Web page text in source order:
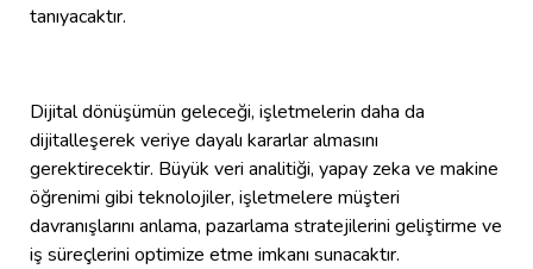
tanıyacaktır.
Dijital dönüşümün geleceği, işletmelerin daha da
dijitalleşerek veriye dayalı kararlar almasını
gerektirecektir. Büyük veri analitiği, yapay zeka ve makine
öğrenimi gibi teknolojiler, işletmelere müşteri
davranışlarını anlama, pazarlama stratejilerini geliştirme ve
iş süreçlerini optimize etme imkanı sunacaktır.